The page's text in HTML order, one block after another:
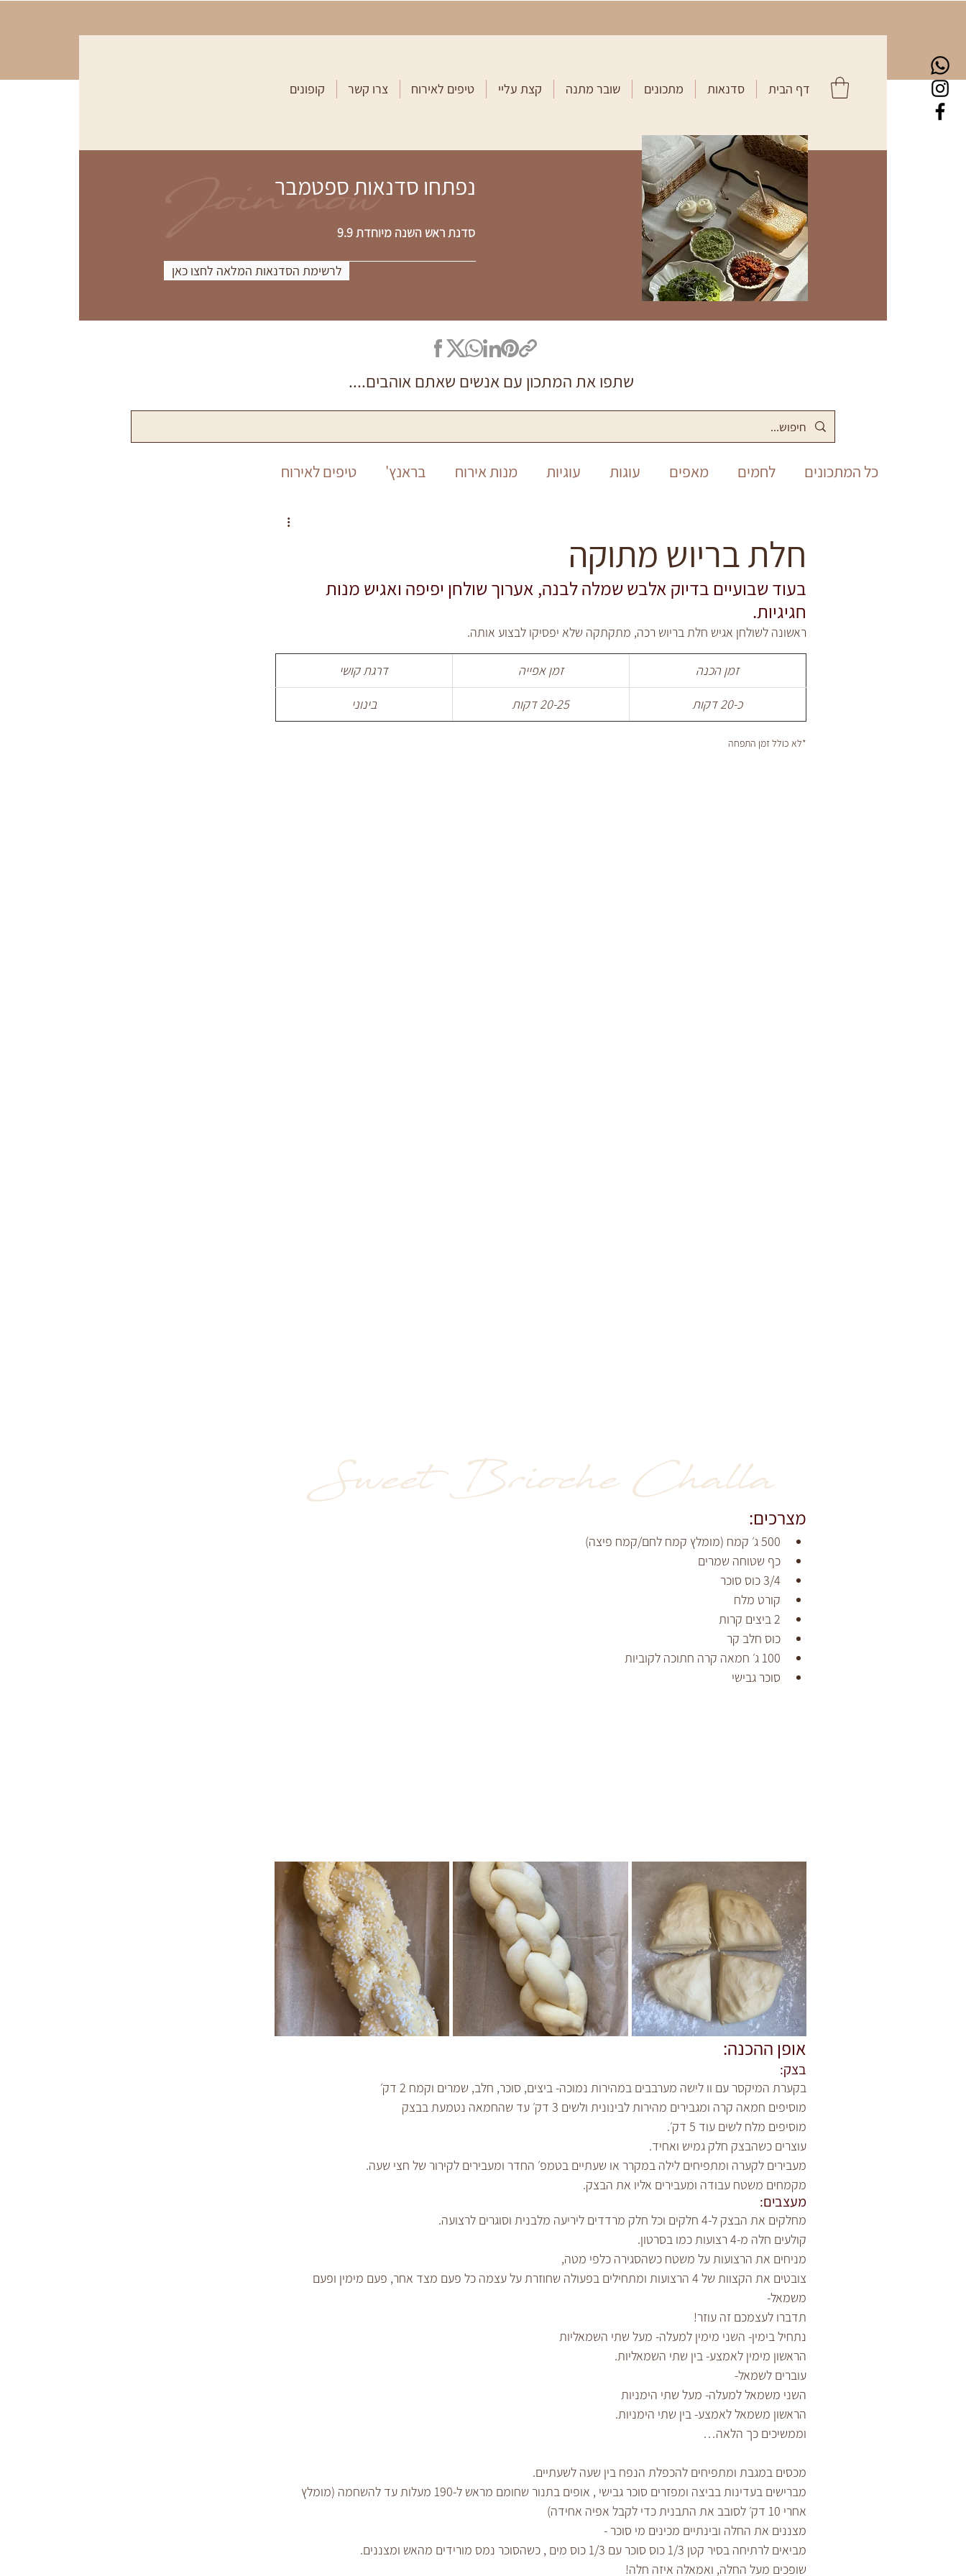
דף הבית סדנאות מתכונים שובר מתנה קצת עליי טיפים לאירוח צרו קשר קופונים
Join now
נפתחו סדנאות ספטמבר
סדנת ראש השנה מיוחדת 9.9
לרשימת הסדנאות המלאה לחצו כאן
שתפו את המתכון עם אנשים שאתם אוהבים....
כל המתכונים לחמים מאפים עוגות עוגיות מנות אירוח בראנץ' טיפים לאירוח
יום העצמאות שבועות
חלת בריוש מתוקה
בעוד שבועיים בדיוק אלבש שמלה לבנה, אערוך שולחן יפיפה ואגיש מנות
חגיגיות.
ראשונה לשולחן אגיש חלת בריוש רכה, מתקתקה שלא יפסיקו לבצוע אותה.
זמן הכנה זמן אפייה דרגת קושי
כ-20 דקות 20-25 דקות בינוני
*לא כולל זמן התפחה
Sweet Brioche Challa
מצרכים:
500 ג׳ קמח (מומלץ קמח לחם/קמח פיצה)
כף שטוחה שמרים
3/4 כוס סוכר
קורט מלח
2 ביצים קרות
כוס חלב קר
100 ג׳ חמאה קרה חתוכה לקוביות
סוכר גבישי
אופן ההכנה:
בצק:
בקערת המיקסר עם וו לישה מערבבים במהירות נמוכה- ביצים, סוכר, חלב, שמרים וקמח 2 דק׳
מוסיפים חמאה קרה ומגבירים מהירות לבינונית ולשים 3 דק׳ עד שהחמאה נטמעת בבצק
מוסיפים מלח לשים עוד 5 דק׳.
עוצרים כשהבצק חלק גמיש ואחיד.
מעבירים לקערה ומתפיחים לילה במקרר או שעתיים בטמפ׳ החדר ומעבירים לקירור של חצי שעה.
מקמחים משטח עבודה ומעבירים אליו את הבצק.
מעצבים:
מחלקים את הבצק ל-4 חלקים וכל חלק מרדדים ליריעה מלבנית וסוגרים לרצועה.
קולעים חלה מ-4 רצועות כמו בסרטון.
מניחים את הרצועות על משטח כשהסגירה כלפי מטה,
צובטים את הקצוות של 4 הרצועות ומתחילים בפעולה שחוזרת על עצמה כל פעם מצד אחר, פעם מימין ופעם
משמאל-
תדברו לעצמכם זה עוזר!
נתחיל בימין- השני מימין למעלה- מעל שתי השמאליות
הראשון מימין לאמצע- בין שתי השמאליות.
עוברים לשמאל-
השני משמאל למעלה- מעל שתי הימניות
הראשון משמאל לאמצע- בין שתי הימניות.
וממשיכים כך הלאה…
מכסים במגבת ומתפיחים להכפלת הנפח בין שעה לשעתיים.
מברישים בעדינות בביצה ומפזרים סוכר גבישי , אופים בתנור שחומם מראש ל-190 מעלות עד להשחמה (מומלץ
אחרי 10 דק׳ לסובב את התבנית כדי לקבל אפיה אחידה)
מצננים את החלה ובינתיים מכינים מי סוכר -
‫מביאים לרתיחה בסיר קטן 1/3 כוס סוכר עם 1/3 כוס מים , כשהסוכר נמס מורידים מהאש ומצננים.‬
‫שופכים מעל החלה, ואמאלה איזה חלה!‬